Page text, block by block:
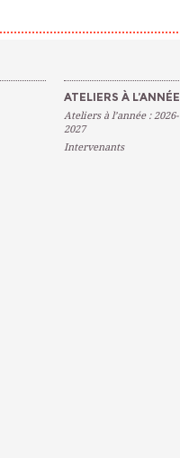
ATELIERS À L’ANNÉE
Ateliers à l’année : 2026-
2027
Intervenants